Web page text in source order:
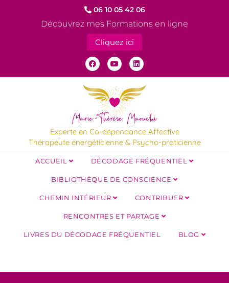
06 10 05 42 06
Découvrez mes Formations en ligne
Cliquez ici
Experte en Co-dépendance Affective
Thérapeute énergéticienne & Psycho-praticienne
ACCUEIL DÉCODAGE FRÉQUENTIEL
BIBLIOTHÈQUE DE CONSCIENCE
CHEMIN INTÉRIEUR CONTRIBUER
RENCONTRES ET PARTAGE
LIVRES DU DÉCODAGE FRÉQUENTIEL BLOG